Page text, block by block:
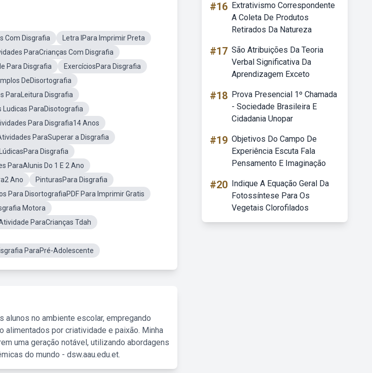
Com Disgrafia
Letra IPara Imprimir Preta
ParaCrianças Com Disgrafia
Para Disgrafia
ExercíciosPara Disgrafia
DeDisortografia
ParaLeitura Disgrafia
Ludicas ParaDisotografia
Para Disgrafia14 Anos
ParaSuperar a Disgrafia
Disgrafia
ParaAlunis Do 1 E 2 Ano
Ano
PinturasPara Disgrafia
Para DisortografiaPDF Para Imprimir Gratis
Motora
ParaCrianças Tdah
ParaPré-Adolescente
alunos no ambiente escolar, empregando
por criatividade e paixão. Minha
uma geração notável, utilizando abordagens
do mundo - dsw.aau.edu.et.
#16 Extrativismo Correspondente
A Coleta De Produtos
Retirados Da Natureza
#17 São Atribuições Da Teoria
Verbal Significativa Da
Aprendizagem Exceto
#18 Prova Presencial 1º Chamada
- Sociedade Brasileira E
Cidadania Unopar
#19 Objetivos Do Campo De
Experiência Escuta Fala
Pensamento E Imaginação
#20 Indique A Equação Geral Da
Fotossíntese Para Os
Vegetais Clorofilados